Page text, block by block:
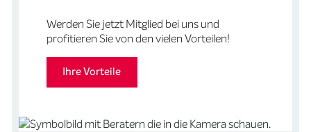
DGGO_23_256
Werden Sie jetzt Mitglied bei uns und
profitieren Sie von den vielen Vorteilen!
Ihre Vorteile